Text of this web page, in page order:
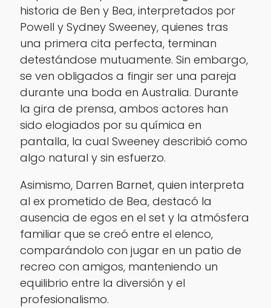
historia de Ben y Bea, interpretados por
Powell y Sydney Sweeney, quienes tras
una primera cita perfecta, terminan
detestándose mutuamente. Sin embargo,
se ven obligados a fingir ser una pareja
durante una boda en Australia. Durante
la gira de prensa, ambos actores han
sido elogiados por su química en
pantalla, la cual Sweeney describió como
algo natural y sin esfuerzo.
Asimismo, Darren Barnet, quien interpreta
al ex prometido de Bea, destacó la
ausencia de egos en el set y la atmósfera
familiar que se creó entre el elenco,
comparándolo con jugar en un patio de
recreo con amigos, manteniendo un
equilibrio entre la diversión y el
profesionalismo.